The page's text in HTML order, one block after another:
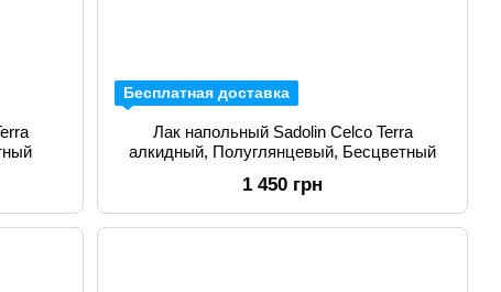
Бесплатная доставка
Лак напольный Sadolin Celco Terra
алкидный, Полуглянцевый, Бесцветный
1 450 грн